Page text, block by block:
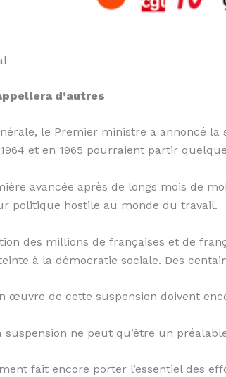
d’autres
le Premier ministre a annoncé
et en 1965 pourraient partir
avancée après de longs mois de
politique hostile au monde du travail.
des millions de françaises et de
à la démocratie sociale. Des
œuvre de cette suspension doivent
ne peut qu’être un
fait encore porter l’essentiel des